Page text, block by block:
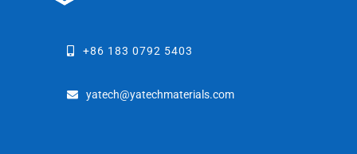
+86 183 0792 5403
yatech@yatechmaterials.com